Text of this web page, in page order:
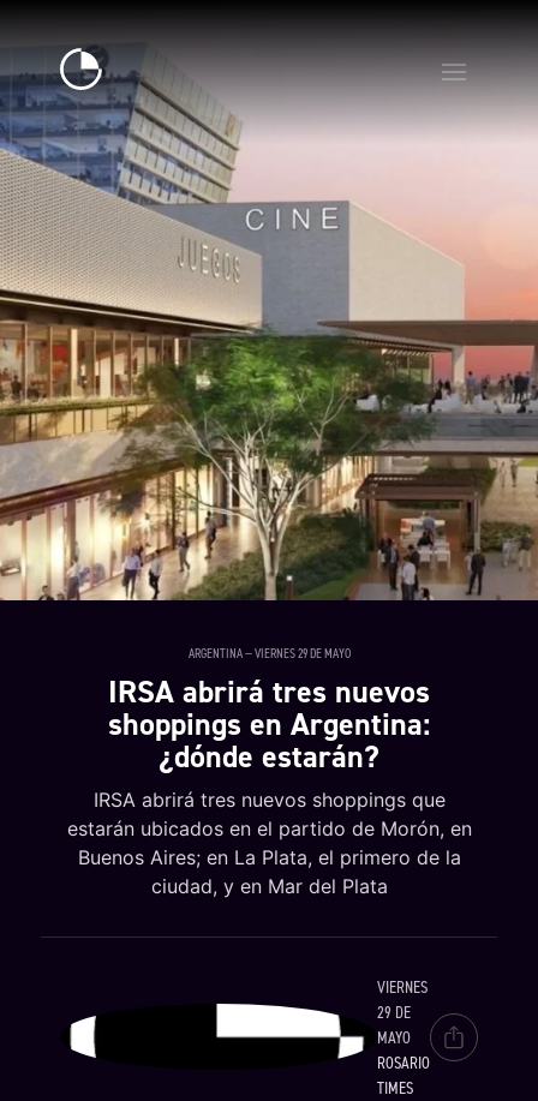
ARGENTINA — VIERNES 29 DE MAYO
IRSA abrirá tres nuevos
shoppings en Argentina:
¿dónde estarán?
IRSA abrirá tres nuevos shoppings que
estarán ubicados en el partido de Morón, en
Buenos Aires; en La Plata, el primero de la
ciudad, y en Mar del Plata
VIERNES
29 DE
MAYO
ROSARIO
TIMES